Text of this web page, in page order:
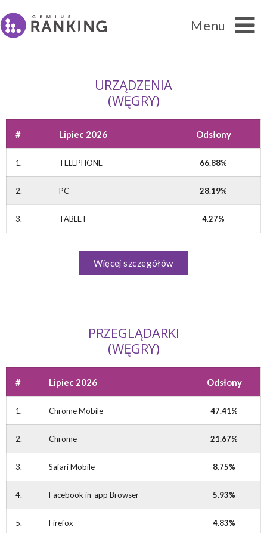
Ranking
Cytowanie danych
FAQ
Menu
URZĄDZENIA
(WĘGRY)
# Lipiec 2026 Odsłony
1. TELEPHONE 66.88%
2. PC 28.19%
3. TABLET 4.27%
Więcej szczegółów
PRZEGLĄDARKI
(WĘGRY)
# Lipiec 2026 Odsłony
1. Chrome Mobile 47.41%
2. Chrome 21.67%
3. Safari Mobile 8.75%
4. Facebook in-app Browser 5.93%
5. Firefox 4.83%